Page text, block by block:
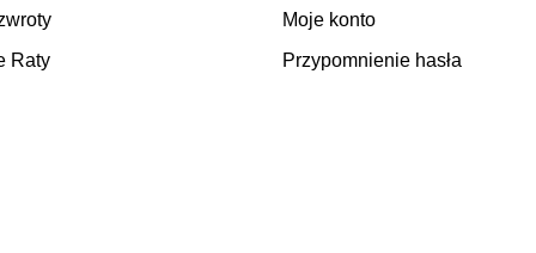
Raty
Moje konto
Przypomnienie hasła